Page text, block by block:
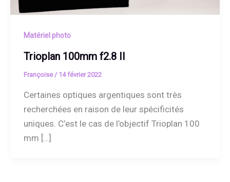
Matériel photo
Trioplan 100mm f2.8 II
Françoise/ 14 février 2022
Certaines optiques argentiques sont très
recherchées en raison de leur spécificités
uniques. C’est le cas de l’objectif Trioplan 100
mm […]